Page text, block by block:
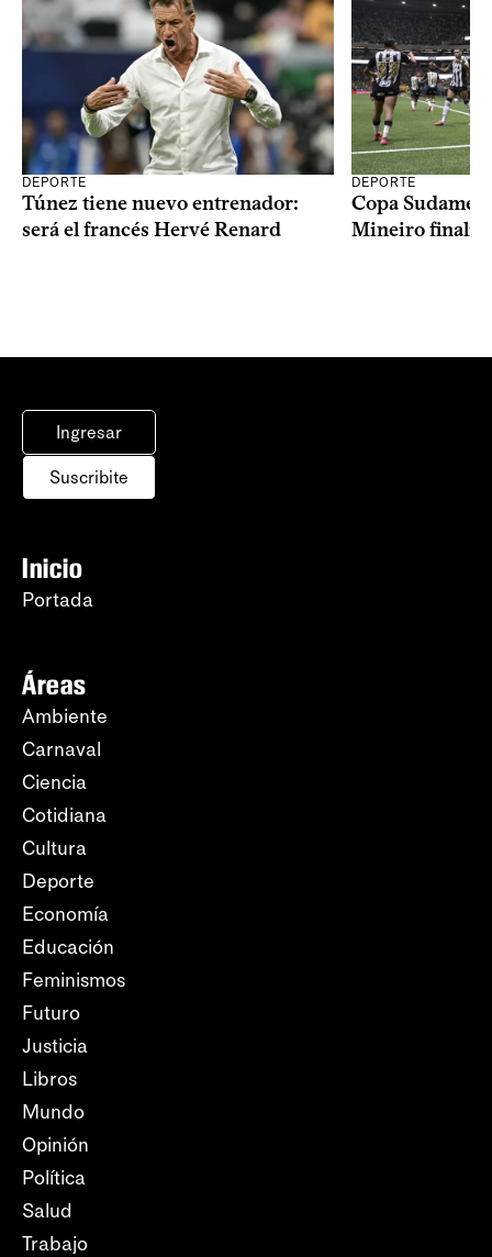
DEPORTE
Túnez tiene nuevo entrenador:
será el francés Hervé Renard
DEPORTE
Copa
Mineiro
Ingresar
Suscribite
Inicio
Portada
Áreas
Ambiente
Carnaval
Ciencia
Cotidiana
Cultura
Deporte
Economía
Educación
Feminismos
Futuro
Justicia
Libros
Mundo
Opinión
Política
Salud
Trabajo